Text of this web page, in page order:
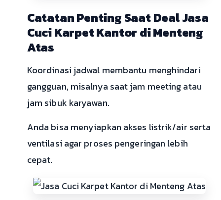
Catatan Penting Saat Deal Jasa
Cuci Karpet Kantor di Menteng
Atas
Koordinasi jadwal membantu menghindari
gangguan, misalnya saat jam meeting atau
jam sibuk karyawan.
Anda bisa menyiapkan akses listrik/air serta
ventilasi agar proses pengeringan lebih
cepat.